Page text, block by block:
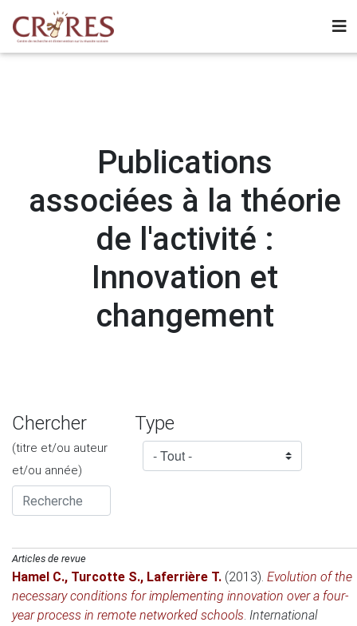
Publications
associées à la théorie
de l'activité :
Innovation et
changement
Chercher
(titre et/ou auteur
et/ou année)
Type
Articles de revue
Hamel C., Turcotte S., Laferrière T. (2013). Evolution of the
necessary conditions for implementing innovation over a four-
year process in remote networked schools. International